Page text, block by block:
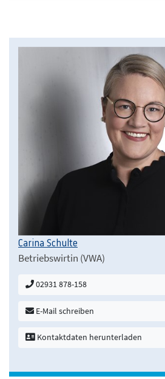
Carina Schulte
Betriebswirtin (VWA)
02931 878-158
E-Mail schreiben
Kontaktdaten herunterladen